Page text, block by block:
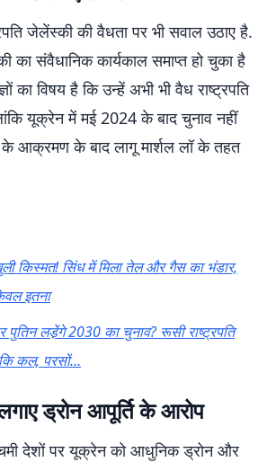
जेलेंस्की की वैधता पर भी सवाल उठाए है.
का संवैधानिक कार्यकाल समाप्त हो चुका है
का विषय है कि उन्हें अभी भी वैध राष्ट्रपति
यूक्रेन में मई 2024 के बाद चुनाव नहीं
आक्रमण के बाद लागू मार्शल लॉ के तहत
किस्मत! सिंध में मिला तेल और गैस का भंडार,
इतना
पुतिन लडे़ंगे 2030 का चुनाव? रूसी राष्ट्रपति
कि कल, परसों…
ड्रोन आपूर्ति के आरोप
देशों पर यूक्रेन को आधुनिक ड्रोन और